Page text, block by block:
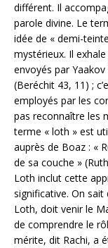
différent. Il
parole divine. Le
idée de « demi-
mystérieux. Il
envoyés par
(Beréchit 43, 11) ;
employés par les
pas reconnaître les
terme « loth » est
auprès de Boaz : «
de sa couche »
Loth inclut cette
significative. On sait
Loth, doit venir le
de comprendre le
mérite, dit Rachi, a